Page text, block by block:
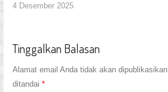
4 Desember 2025
Tinggalkan Balasan
Alamat email Anda tidak akan dipublikasikan.
ditandai *